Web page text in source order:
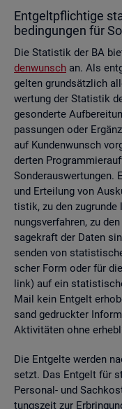
Ent­gelt­pflich­ti­ge
be­din­gun­gen für
Die Sta­tis­tik der BA
den­wunsch an. Als
gel­ten grund­sätz­lich
wer­tung der Sta­tis­tik
ge­son­der­te
pas­sun­gen oder
auf Kun­den­wunsch
der­ten
Son­der­aus­wer­tun­gen.
und Er­tei­lung von
tis­tik, zu den
nungs­ver­fah­ren, zu
sa­ge­kraft der Daten
sen­den von
scher Form oder für
link) auf ein
Mail kein Ent­gelt
sand ge­druck­ter
Ak­ti­vi­tä­ten ohne
Die Ent­gel­te wer­den
setzt. Das Ent­gelt für
Per­so­nal- und
tungs­zeit zur